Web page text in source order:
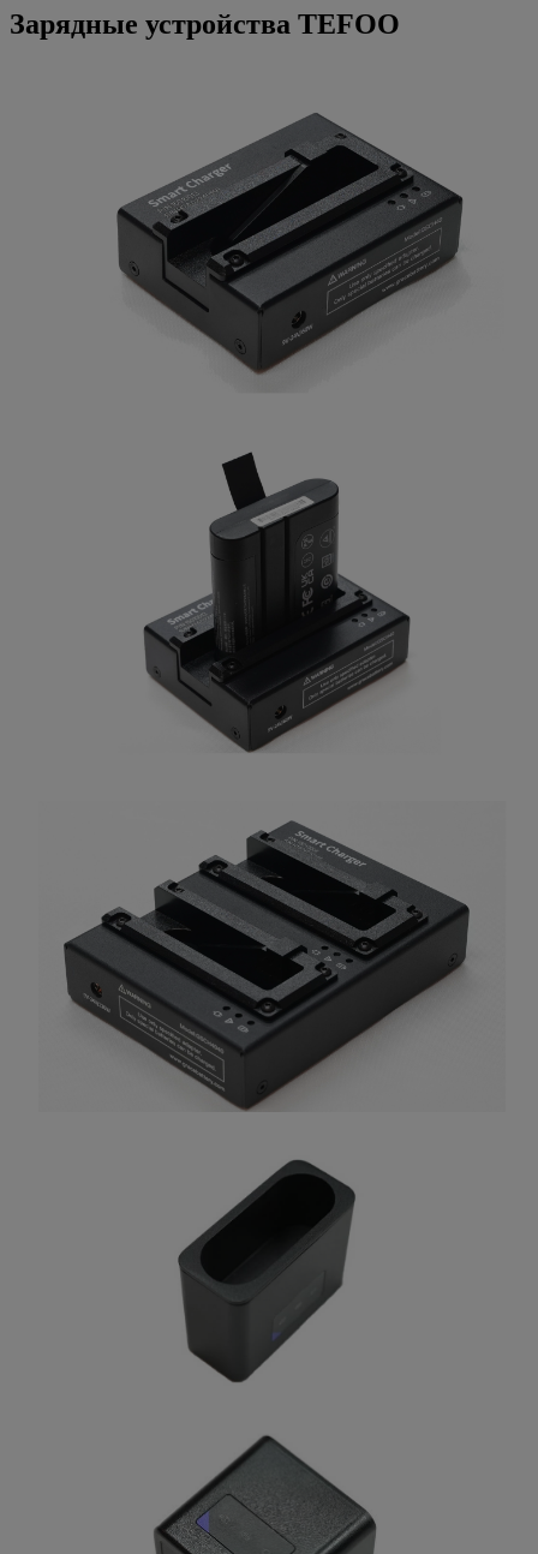
Зарядные устройства TEFOO